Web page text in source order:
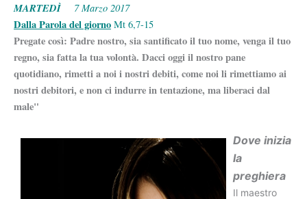
MARTEDÌ 7 Marzo 2017
Dalla Parola del giorno Mt 6,7-15
Pregate così: Padre nostro, sia santificato il tuo nome, venga il tuo
regno, sia fatta la tua volontà. Dacci oggi il nostro pane
quotidiano, rimetti a noi i nostri debiti, come noi li rimettiamo ai
nostri debitori, e non ci indurre in tentazione, ma liberaci dal
male"
Dove inizia
la
preghiera
Il maestro